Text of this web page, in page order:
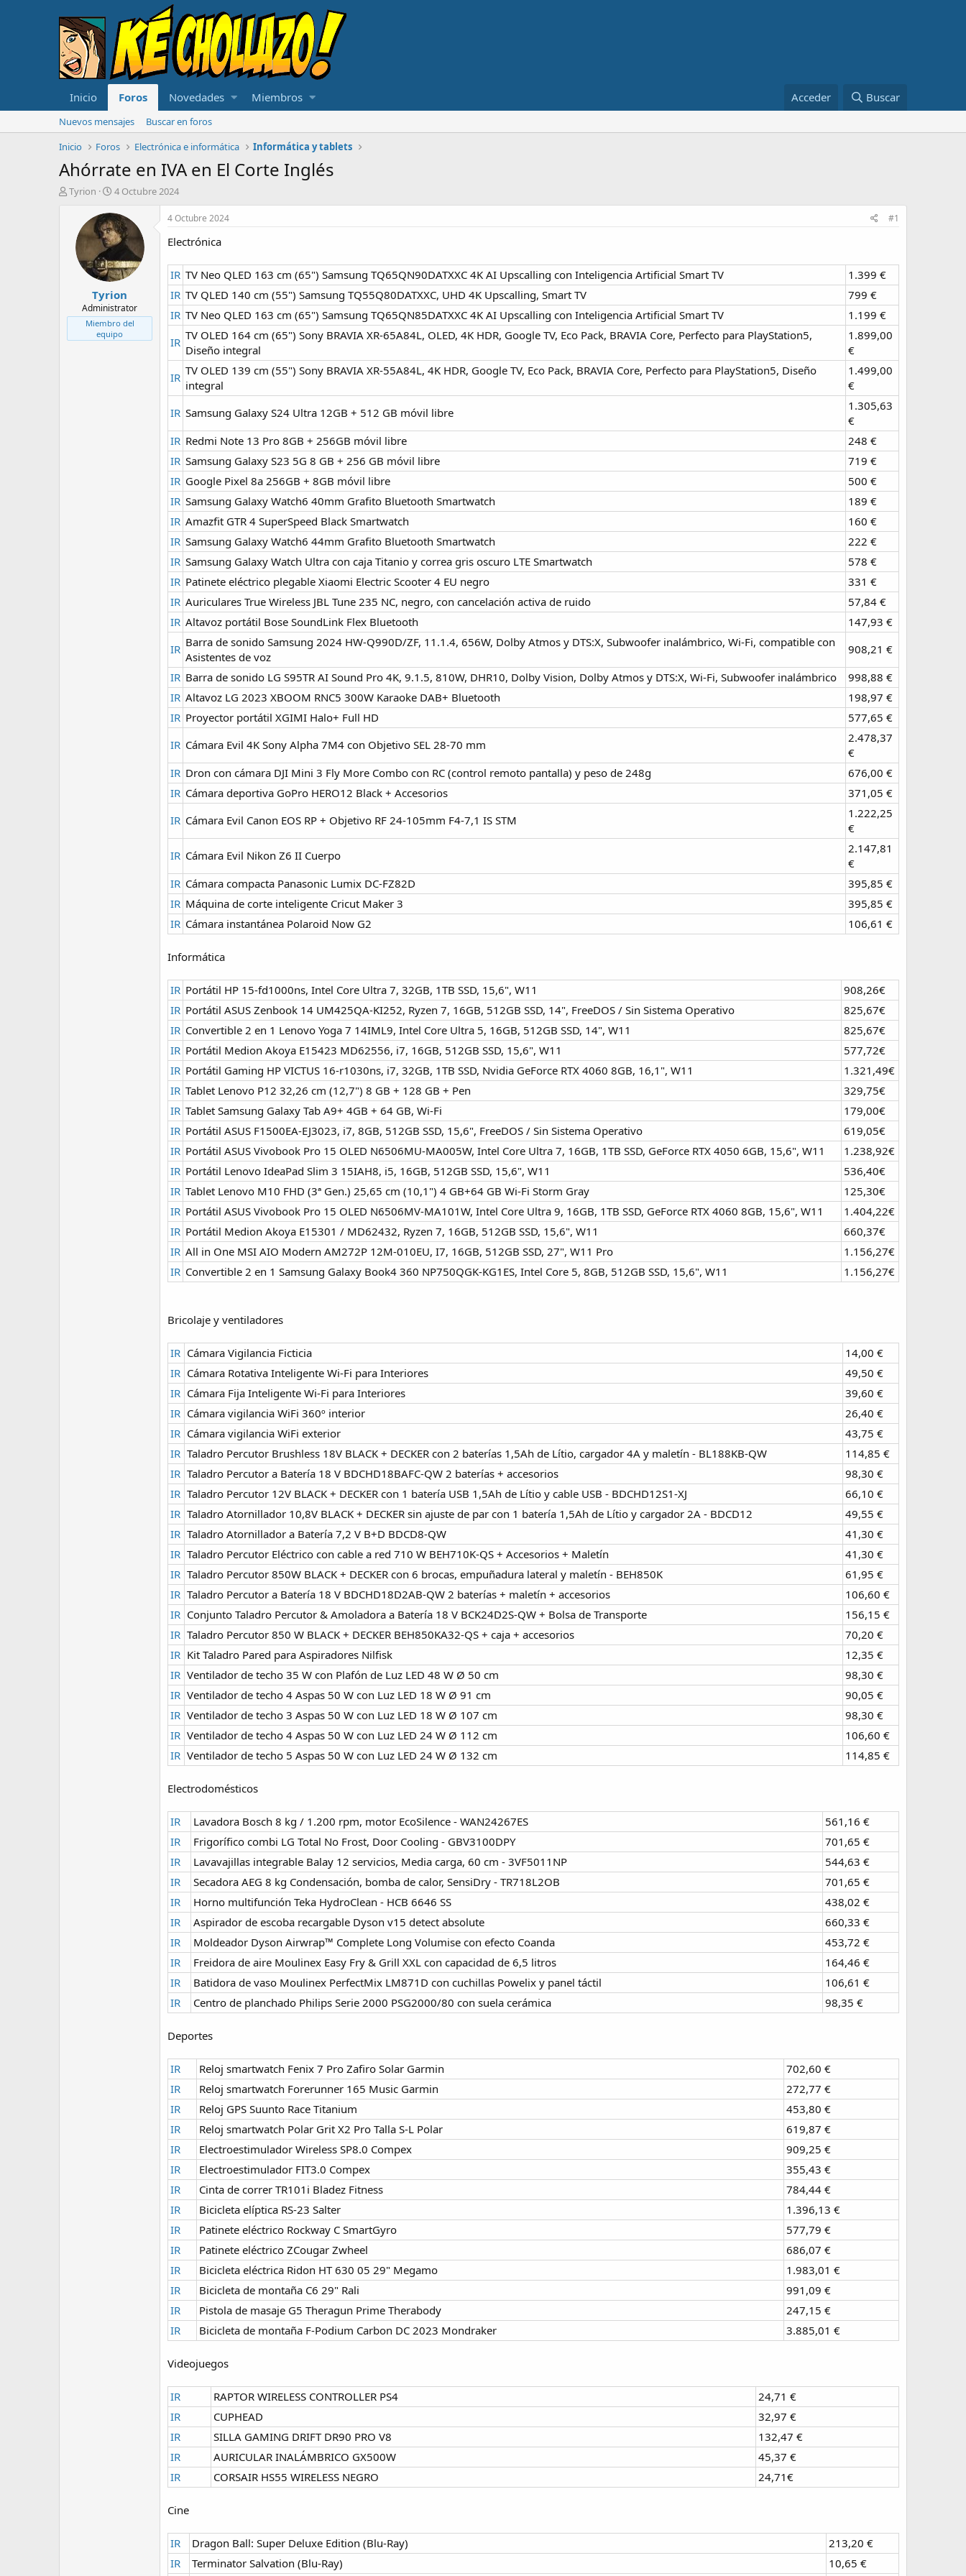
Inicio Foros Novedades Miembros Acceder Buscar
Nuevos mensajes
Buscar en foros
Inicio
Foros Electrónica e informática Informática y tablets
Ahórrate en IVA en El Corte Inglés
A
Tyrion
F
c
h
a
e
i
n
i
c
i
4 Octubre 2024
Tyrion
Administrator
Miembro del
equipo
4 Octubre 2024 #1
Electrónica
IR TV Neo QLED 163 cm (65") Samsung TQ65QN90DATXXC 4K AI Upscalling con Inteligencia Artificial Smart TV
1.399 €
IR TV QLED 140 cm (55") Samsung TQ55Q80DATXXC, UHD 4K Upscalling, Smart TV
799 €
IR TV Neo QLED 163 cm (65") Samsung TQ65QN85DATXXC 4K AI Upscalling con Inteligencia Artificial Smart TV
1.199 €
IR TV OLED 164 cm (65") Sony BRAVIA XR-65A84L, OLED, 4K HDR, Google TV, Eco Pack, BRAVIA Core, Perfecto para PlayStation5,
Diseño integral
1.899,00
€
IR TV OLED 139 cm (55") Sony BRAVIA XR-55A84L, 4K HDR, Google TV, Eco Pack, BRAVIA Core, Perfecto para PlayStation5, Diseño
integral
1.499,00
€
IR Samsung Galaxy S24 Ultra 12GB + 512 GB móvil libre
1.305,63
€
IR Redmi Note 13 Pro 8GB + 256GB móvil libre
248 €
IR Samsung Galaxy S23 5G 8 GB + 256 GB móvil libre
719 €
IR Google Pixel 8a 256GB + 8GB móvil libre
500 €
IR Samsung Galaxy Watch6 40mm Grafito Bluetooth Smartwatch
189 €
IR Amazfit GTR 4 SuperSpeed Black Smartwatch
160 €
IR Samsung Galaxy Watch6 44mm Grafito Bluetooth Smartwatch
222 €
IR Samsung Galaxy Watch Ultra con caja Titanio y correa gris oscuro LTE Smartwatch
578 €
IR Patinete eléctrico plegable Xiaomi Electric Scooter 4 EU negro
331 €
IR Auriculares True Wireless JBL Tune 235 NC, negro, con cancelación activa de ruido
57,84 €
IR Altavoz portátil Bose SoundLink Flex Bluetooth
147,93 €
IR Barra de sonido Samsung 2024 HW-Q990D/ZF, 11.1.4, 656W, Dolby Atmos y DTS:X, Subwoofer inalámbrico, Wi-Fi, compatible con
Asistentes de voz
908,21 €
IR Barra de sonido LG S95TR AI Sound Pro 4K, 9.1.5, 810W, DHR10, Dolby Vision, Dolby Atmos y DTS:X, Wi-Fi, Subwoofer inalámbrico
998,88 €
IR Altavoz LG 2023 XBOOM RNC5 300W Karaoke DAB+ Bluetooth
198,97 €
IR Proyector portátil XGIMI Halo+ Full HD
577,65 €
IR Cámara Evil 4K Sony Alpha 7M4 con Objetivo SEL 28-70 mm
2.478,37
€
IR Dron con cámara DJI Mini 3 Fly More Combo con RC (control remoto pantalla) y peso de 248g
676,00 €
IR Cámara deportiva GoPro HERO12 Black + Accesorios
371,05 €
IR Cámara Evil Canon EOS RP + Objetivo RF 24-105mm F4-7,1 IS STM
1.222,25
€
IR Cámara Evil Nikon Z6 II Cuerpo
2.147,81
€
IR Cámara compacta Panasonic Lumix DC-FZ82D
395,85 €
IR Máquina de corte inteligente Cricut Maker 3
395,85 €
IR Cámara instantánea Polaroid Now G2 106,61 €
Informática
IR Portátil HP 15-fd1000ns, Intel Core Ultra 7, 32GB, 1TB SSD, 15,6", W11
908,26€
IR Portátil ASUS Zenbook 14 UM425QA-KI252, Ryzen 7, 16GB, 512GB SSD, 14", FreeDOS / Sin Sistema Operativo
825,67€
IR Convertible 2 en 1 Lenovo Yoga 7 14IML9, Intel Core Ultra 5, 16GB, 512GB SSD, 14", W11
825,67€
IR Portátil Medion Akoya E15423 MD62556, i7, 16GB, 512GB SSD, 15,6", W11
577,72€
IR Portátil Gaming HP VICTUS 16-r1030ns, i7, 32GB, 1TB SSD, Nvidia GeForce RTX 4060 8GB, 16,1", W11
1.321,49€
IR Tablet Lenovo P12 32,26 cm (12,7") 8 GB + 128 GB + Pen
329,75€
IR Tablet Samsung Galaxy Tab A9+ 4GB + 64 GB, Wi-Fi
179,00€
IR Portátil ASUS F1500EA-EJ3023, i7, 8GB, 512GB SSD, 15,6", FreeDOS / Sin Sistema Operativo
619,05€
IR Portátil ASUS Vivobook Pro 15 OLED N6506MU-MA005W, Intel Core Ultra 7, 16GB, 1TB SSD, GeForce RTX 4050 6GB, 15,6", W11
1.238,92€
IR Portátil Lenovo IdeaPad Slim 3 15IAH8, i5, 16GB, 512GB SSD, 15,6", W11
536,40€
IR Tablet Lenovo M10 FHD (3ª Gen.) 25,65 cm (10,1") 4 GB+64 GB Wi-Fi Storm Gray
125,30€
IR Portátil ASUS Vivobook Pro 15 OLED N6506MV-MA101W, Intel Core Ultra 9, 16GB, 1TB SSD, GeForce RTX 4060 8GB, 15,6", W11
1.404,22€
IR Portátil Medion Akoya E15301 / MD62432, Ryzen 7, 16GB, 512GB SSD, 15,6", W11
660,37€
IR All in One MSI AIO Modern AM272P 12M-010EU, I7, 16GB, 512GB SSD, 27", W11 Pro
1.156,27€
IR Convertible 2 en 1 Samsung Galaxy Book4 360 NP750QGK-KG1ES, Intel Core 5, 8GB, 512GB SSD, 15,6", W11 1.156,27€
Bricolaje y ventiladores
IR Cámara Vigilancia Ficticia
14,00 €
IR Cámara Rotativa Inteligente Wi-Fi para Interiores
49,50 €
IR Cámara Fija Inteligente Wi-Fi para Interiores
39,60 €
IR Cámara vigilancia WiFi 360º interior
26,40 €
IR Cámara vigilancia WiFi exterior
43,75 €
IR Taladro Percutor Brushless 18V BLACK + DECKER con 2 baterías 1,5Ah de Lítio, cargador 4A y maletín - BL188KB-QW
114,85 €
IR Taladro Percutor a Batería 18 V BDCHD18BAFC-QW 2 baterías + accesorios
98,30 €
IR Taladro Percutor 12V BLACK + DECKER con 1 batería USB 1,5Ah de Lítio y cable USB - BDCHD12S1-XJ
66,10 €
IR Taladro Atornillador 10,8V BLACK + DECKER sin ajuste de par con 1 batería 1,5Ah de Lítio y cargador 2A - BDCD12
49,55 €
IR Taladro Atornillador a Batería 7,2 V B+D BDCD8-QW
41,30 €
IR Taladro Percutor Eléctrico con cable a red 710 W BEH710K-QS + Accesorios + Maletín
41,30 €
IR Taladro Percutor 850W BLACK + DECKER con 6 brocas, empuñadura lateral y maletín - BEH850K
61,95 €
IR Taladro Percutor a Batería 18 V BDCHD18D2AB-QW 2 baterías + maletín + accesorios
106,60 €
IR Conjunto Taladro Percutor & Amoladora a Batería 18 V BCK24D2S-QW + Bolsa de Transporte
156,15 €
IR Taladro Percutor 850 W BLACK + DECKER BEH850KA32-QS + caja + accesorios
70,20 €
IR Kit Taladro Pared para Aspiradores Nilfisk
12,35 €
IR Ventilador de techo 35 W con Plafón de Luz LED 48 W Ø 50 cm
98,30 €
IR Ventilador de techo 4 Aspas 50 W con Luz LED 18 W Ø 91 cm
90,05 €
IR Ventilador de techo 3 Aspas 50 W con Luz LED 18 W Ø 107 cm
98,30 €
IR Ventilador de techo 4 Aspas 50 W con Luz LED 24 W Ø 112 cm
106,60 €
IR Ventilador de techo 5 Aspas 50 W con Luz LED 24 W Ø 132 cm 114,85 €
Electrodomésticos
IR Lavadora Bosch 8 kg / 1.200 rpm, motor EcoSilence - WAN24267ES
561,16 €
IR
Frigorífico combi LG Total No Frost, Door Cooling - GBV3100DPY
701,65 €
IR
Lavavajillas integrable Balay 12 servicios, Media carga, 60 cm - 3VF5011NP
544,63 €
IR
Secadora AEG 8 kg Condensación, bomba de calor, SensiDry - TR718L2OB
701,65 €
IR
Horno multifunción Teka HydroClean - HCB 6646 SS
438,02 €
IR
Aspirador de escoba recargable Dyson v15 detect absolute
660,33 €
IR
Moldeador Dyson Airwrap™ Complete Long Volumise con efecto Coanda
453,72 €
IR
Freidora de aire Moulinex Easy Fry & Grill XXL con capacidad de 6,5 litros
164,46 €
IR
Batidora de vaso Moulinex PerfectMix LM871D con cuchillas Powelix y panel táctil
106,61 €
IR
Centro de planchado Philips Serie 2000 PSG2000/80 con suela cerámica 98,35 €
Deportes
IR Reloj smartwatch Fenix 7 Pro Zafiro Solar Garmin
702,60 €
IR
Reloj smartwatch Forerunner 165 Music Garmin
272,77 €
IR
Reloj GPS Suunto Race Titanium
453,80 €
IR
Reloj smartwatch Polar Grit X2 Pro Talla S-L Polar
619,87 €
IR
Electroestimulador Wireless SP8.0 Compex
909,25 €
IR
Electroestimulador FIT3.0 Compex
355,43 €
IR
Cinta de correr TR101i Bladez Fitness
784,44 €
IR
Bicicleta elíptica RS-23 Salter
1.396,13 €
IR
Patinete eléctrico Rockway C SmartGyro
577,79 €
IR
Patinete eléctrico ZCougar Zwheel
686,07 €
IR
Bicicleta eléctrica Ridon HT 630 05 29" Megamo
1.983,01 €
IR
Bicicleta de montaña C6 29" Rali
991,09 €
IR
Pistola de masaje G5 Theragun Prime Therabody
247,15 €
IR
Bicicleta de montaña F-Podium Carbon DC 2023 Mondraker 3.885,01 €
Videojuegos
IR RAPTOR WIRELESS CONTROLLER PS4
24,71 €
IR
CUPHEAD
32,97 €
IR
SILLA GAMING DRIFT DR90 PRO V8
132,47 €
IR
AURICULAR INALÁMBRICO GX500W
45,37 €
IR
CORSAIR HS55 WIRELESS NEGRO 24,71€
Cine
IR Dragon Ball: Super Deluxe Edition (Blu-Ray)
213,20 €
IR
Terminator Salvation (Blu-Ray) 10,65 €